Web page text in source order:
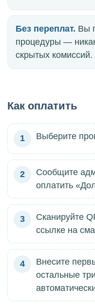
Без переплат. Вы
процедуры —
скрытых комиссий.
Как оплатить
1 Выберите
2
Сообщите
оплатить
3
Сканируйте
ссылке на
4
Внесите
остальные